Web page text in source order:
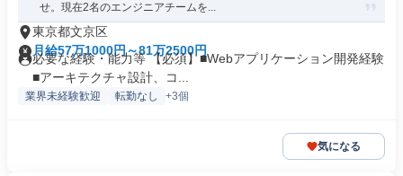
せ。現在2名のエンジニアチームを...
東京都文京区
月給57万1000円～81万2500円
必要な経験・能力等 【必須】■Webアプリケーション開発経験
■アーキテクチャ設計、コ...
業界未経験歓迎 転勤なし +3個
気になる